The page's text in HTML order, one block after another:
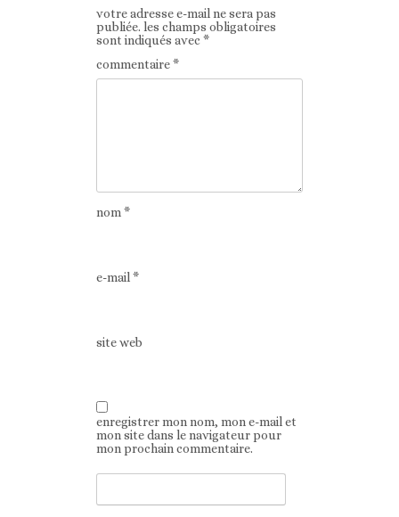
votre adresse e-mail ne sera pas
publiée. les champs obligatoires
sont indiqués avec*
commentaire*
nom*
e-mail*
site web
enregistrer mon nom, mon e-mail et
mon site dans le navigateur pour
mon prochain commentaire.